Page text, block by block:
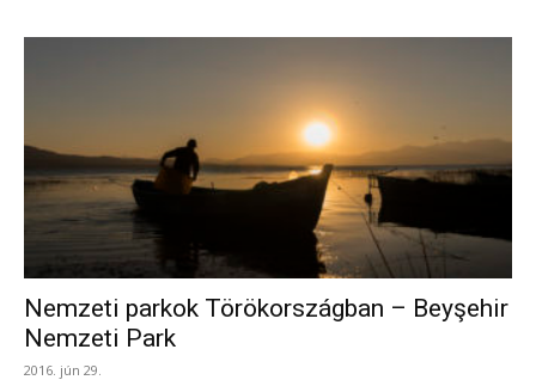
Nemzeti parkok Törökországban – Beyşehir
Nemzeti Park
2016. jún 29.